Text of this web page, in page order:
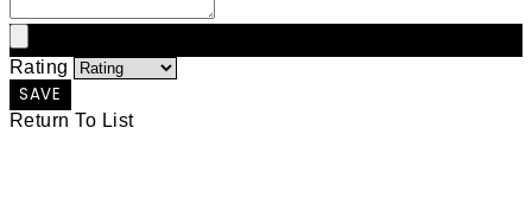
Rating
SAVE
Return To List